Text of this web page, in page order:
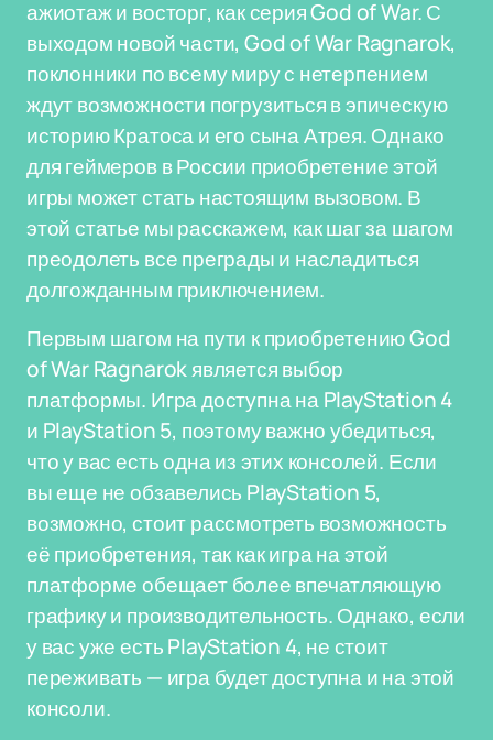
ажиотаж и восторг, как серия God of War. С
выходом новой части, God of War Ragnarok,
поклонники по всему миру с нетерпением
ждут возможности погрузиться в эпическую
историю Кратоса и его сына Атрея. Однако
для геймеров в России приобретение этой
игры может стать настоящим вызовом. В
этой статье мы расскажем, как шаг за шагом
преодолеть все преграды и насладиться
долгожданным приключением.
Первым шагом на пути к приобретению God
of War Ragnarok является выбор
платформы. Игра доступна на PlayStation 4
и PlayStation 5, поэтому важно убедиться,
что у вас есть одна из этих консолей. Если
вы еще не обзавелись PlayStation 5,
возможно, стоит рассмотреть возможность
её приобретения, так как игра на этой
платформе обещает более впечатляющую
графику и производительность. Однако, если
у вас уже есть PlayStation 4, не стоит
переживать — игра будет доступна и на этой
консоли.